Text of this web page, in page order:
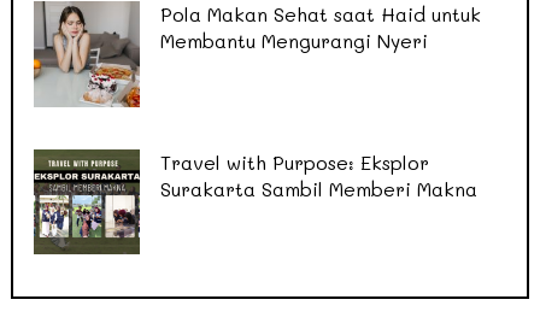
Pola Makan Sehat saat Haid untuk
Membantu Mengurangi Nyeri
Travel with Purpose: Eksplor
Surakarta Sambil Memberi Makna